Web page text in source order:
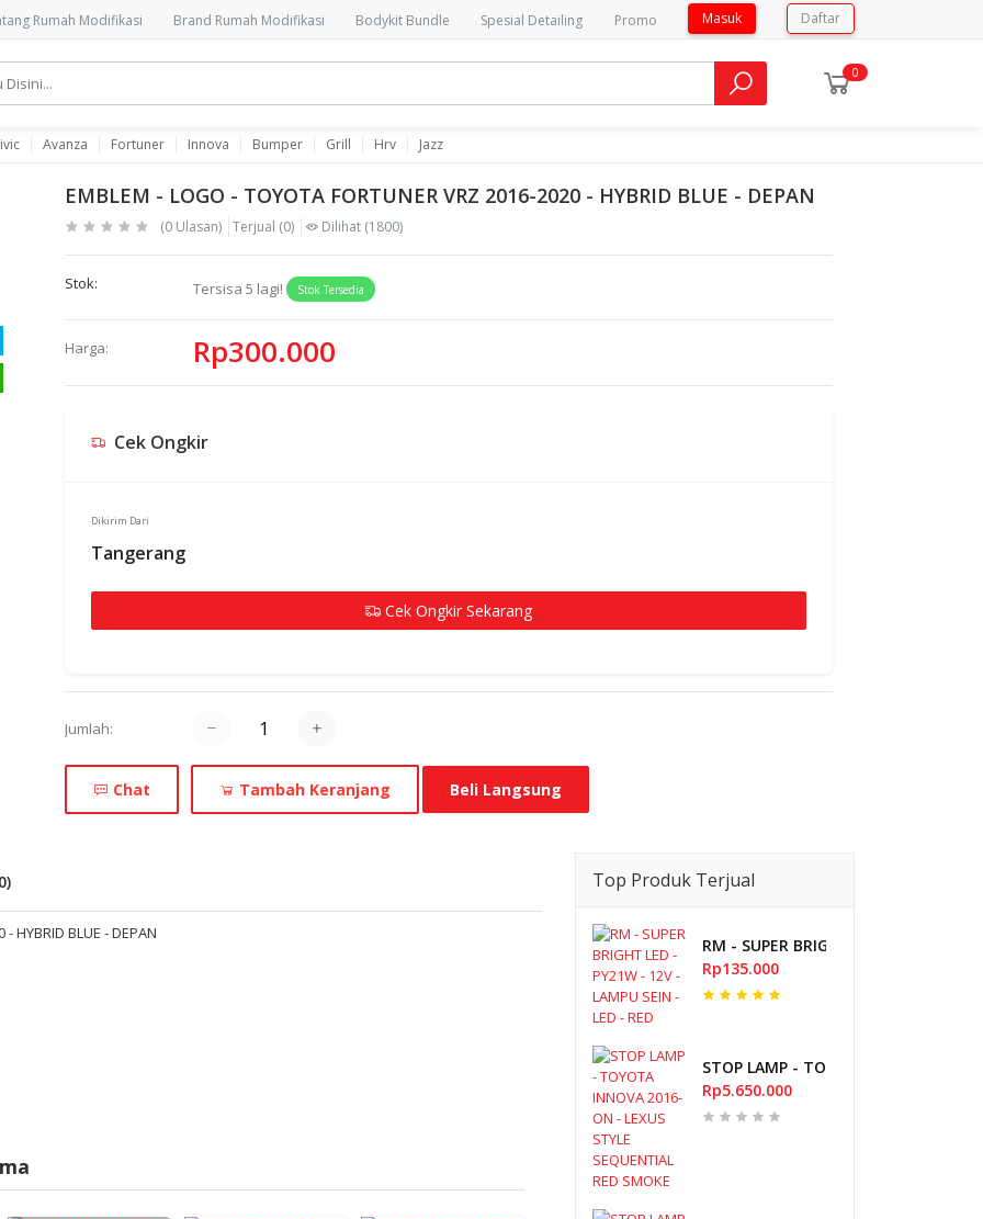
Rumah Modifikasi Brand Rumah Modifikasi Bodykit Bundle Spesial Detailing Promo Masuk Daftar
0
Avanza Fortuner Innova Bumper Grill Hrv Jazz
EMBLEM - LOGO - TOYOTA FORTUNER VRZ 2016-2020 - HYBRID BLUE - DEPAN
(0 Ulasan) Terjual (0) Dilihat (1800)
Stok: Tersisa 5 lagi! Stok Tersedia
Harga: Rp300.000
Cek Ongkir
Dikirim Dari
Tangerang
Cek Ongkir Sekarang
Jumlah:
Chat Tambah Keranjang Beli Langsung
0)
HYBRID BLUE - DEPAN
Top Produk Terjual
RM - SUPER BRIGHT LED - PY21W -
Rp135.000
STOP LAMP - TOYOTA INNOVA 2016-
Rp5.650.000